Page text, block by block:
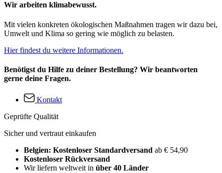
Wir arbeiten klimabewusst.
Mit vielen konkreten ökologischen Maßnahmen tragen wir dazu bei,
Umwelt und Klima so gering wie möglich zu belasten.
Hier findest du weitere Informationen.
Benötigst du Hilfe zu deiner Bestellung? Wir beantworten
gerne deine Fragen.
Kontakt
Geprüfte Qualität
Sicher und vertraut einkaufen
Belgien: Kostenloser Standardversand ab € 54,90
Kostenloser Rückversand
Wir liefern weltweit in über 40 Länder